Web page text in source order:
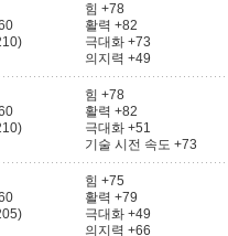
힘 +78
활력 +82
극대화 +73
의지력 +49
힘 +78
활력 +82
극대화 +51
기술 시전 속도 +73
힘 +75
활력 +79
극대화 +49
의지력 +66